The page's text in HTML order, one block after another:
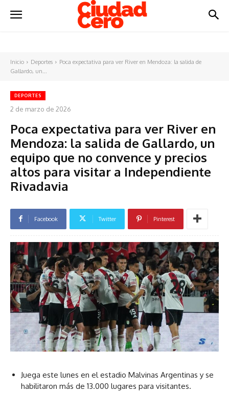
Inicio Deportes
Poca expectativa para ver River en Mendoza: la salida de
Gallardo, un...
DEPORTES
2 de marzo de 2026
Poca expectativa para ver River en
Mendoza: la salida de Gallardo, un
equipo que no convence y precios
altos para visitar a Independiente
Rivadavia
Facebook Twitter Pinterest
Juega este lunes en el estadio Malvinas Argentinas y se
habilitaron más de 13.000 lugares para visitantes.